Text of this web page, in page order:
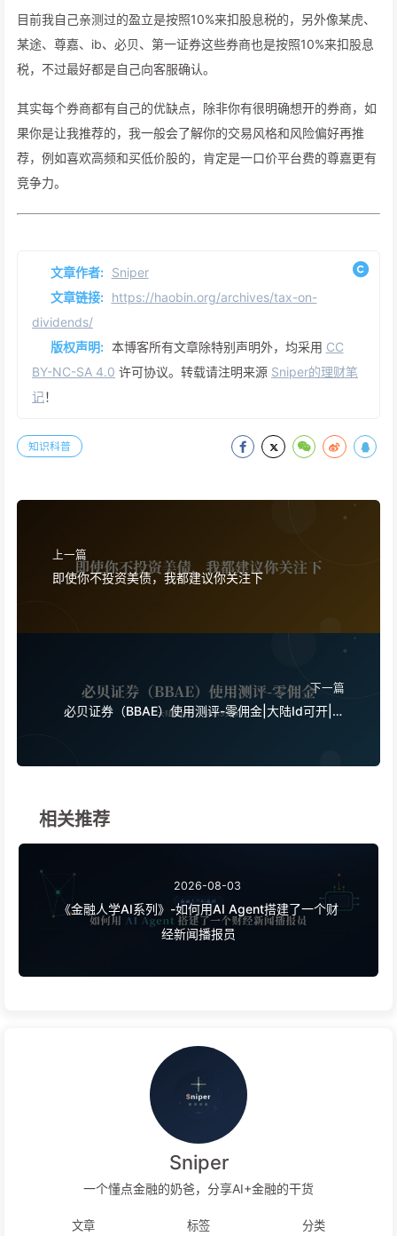
目前我自己亲测过的盈立是按照10%来扣股息税的，另外像某虎、
某途、尊嘉、ib、必贝、第一证券这些券商也是按照10%来扣股息
税，不过最好都是自己向客服确认。
其实每个券商都有自己的优缺点，除非你有很明确想开的券商，如
果你是让我推荐的，我一般会了解你的交易风格和风险偏好再推
荐，例如喜欢高频和买低价股的，肯定是一口价平台费的尊嘉更有
竞争力。
文章作者: Sniper
文章链接: https://haobin.org/archives/tax-on-
dividends/
版权声明: 本博客所有文章除特别声明外，均采用 CC
BY-NC-SA 4.0 许可协议。转载请注明来源 Sniper的理财笔
记！
知识科普
上一篇
即使你不投资美债，我都建议你关注下
下一篇
必贝证券（BBAE）使用测评-零佣金|大陆Id可开|免
相关推荐
2026-08-03
《金融人学AI系列》-如何用AI Agent搭建了一个财
经新闻播报员
Sniper
一个懂点金融的奶爸，分享AI+金融的干货
文章 标签 分类